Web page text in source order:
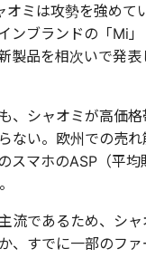
ミは攻勢を強めて
ンブランドの「Mi」
製品を相次いで発表
、シャオミが高価格
ない。欧州での売れ
スマホのASP（平均
流であるため、シャ
、すでに一部のファ